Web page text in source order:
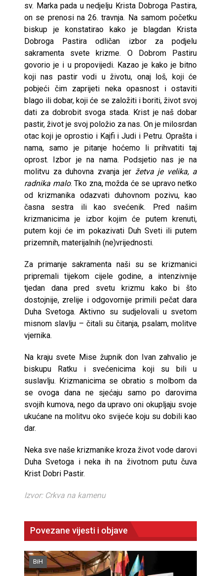
sv. Marka pada u nedjelju Krista Dobroga Pastira,
on se prenosi na 26. travnja. Na samom početku
biskup je konstatirao kako je blagdan Krista
Dobroga Pastira odličan izbor za podjelu
sakramenta svete krizme. O Dobrom Pastiru
govorio je i u propovijedi. Kazao je kako je bitno
koji nas pastir vodi u životu, onaj loš, koji će
pobjeći čim zaprijeti neka opasnost i ostaviti
blago ili dobar, koji će se založiti i boriti, život svoj
dati za dobrobit svoga stada. Krist je naš dobar
pastir, život je svoj položio za nas. On je milosrdan
otac koji je oprostio i Kajfi i Judi i Petru. Oprašta i
nama, samo je pitanje hoćemo li prihvatiti taj
oprost. Izbor je na nama. Podsjetio nas je na
molitvu za duhovna zvanja jer žetva je velika, a
radnika malo. Tko zna, možda će se upravo netko
od krizmanika odazvati duhovnom pozivu, kao
časna sestra ili kao svećenik. Pred našim
krizmanicima je izbor kojim će putem krenuti,
putem koji će im pokazivati Duh Sveti ili putem
prizemnih, materijalnih (ne)vrijednosti.
Za primanje sakramenta naši su se krizmanici
pripremali tijekom cijele godine, a intenzivnije
tjedan dana pred svetu krizmu kako bi što
dostojnije, zrelije i odgovornije primili pečat dara
Duha Svetoga. Aktivno su sudjelovali u svetom
misnom slavlju – čitali su čitanja, psalam, molitve
vjernika.
Na kraju svete Mise župnik don Ivan zahvalio je
biskupu Ratku i svećenicima koji su bili u
suslavlju. Krizmanicima se obratio s molbom da
se ovoga dana ne sjećaju samo po darovima
svojih kumova, nego da upravo oni okupljaju svoje
ukućane na molitvu oko svijeće koju su dobili kao
dar.
Neka sve naše krizmanike kroza život vode darovi
Duha Svetoga i neka ih na životnom putu čuva
Krist Dobri Pastir.
Izvor: Crkva na kamenu
Povezane vijesti i objave
BiH